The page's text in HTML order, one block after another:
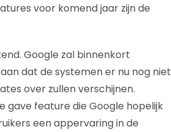
voor komend jaar zijn de
Google zal binnenkort
dat de systemen er nu nog niet
over zullen verschijnen.
gave feature die Google hopelijk
een appervaring in de